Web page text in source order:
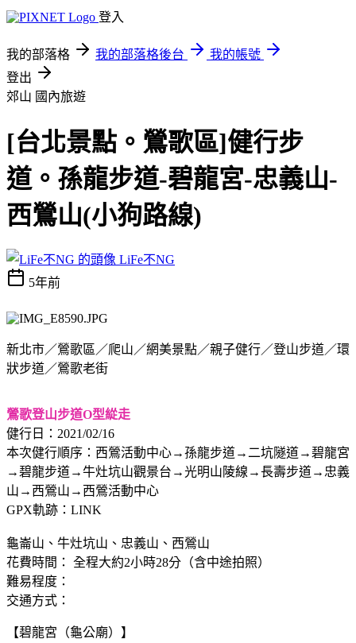
登入
我的部落格 我的部落格後台
我的帳號
登出
郊山 國內旅遊
[台北景點。鶯歌區]健行步
道。孫龍步道-碧龍宮-忠義山-
西鶯山(小狗路線)
LiFe不NG
5年前
新北市／鶯歌區／爬山／網美景點／親子健行／登山步道／環
狀步道／鶯歌老街
鶯歌登山步道O型緃走
健行日：2021/02/16
本次健行順序：西鶯活動中心→孫龍步道→二坑隧道→碧龍宮
→碧龍步道→牛灶坑山觀景台→光明山陵線→長壽步道→忠義
山→西鶯山→西鶯活動中心
GPX軌跡：LINK
龜崙山、牛灶坑山、忠義山、西鶯山
花費時間： 全程大約2小時28分（含中途拍照）
難易程度：
交通方式：
【碧龍宮（龜公廟）】